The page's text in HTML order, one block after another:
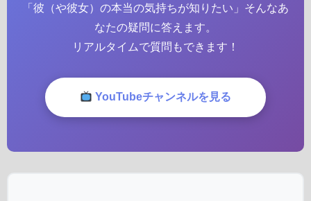
「彼（や彼女）の本当の気持ちが知りたい」そんなあ
なたの疑問に答えます。
リアルタイムで質問もできます！
YouTubeチャンネルを見る